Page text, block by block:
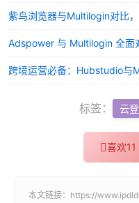
紫鸟浏览器与Multilogin对比
Adspower 与 Multilogin 全面
跨境运营必备：Hubstudio与
标签： 云
喜欢11
本文链接： https://